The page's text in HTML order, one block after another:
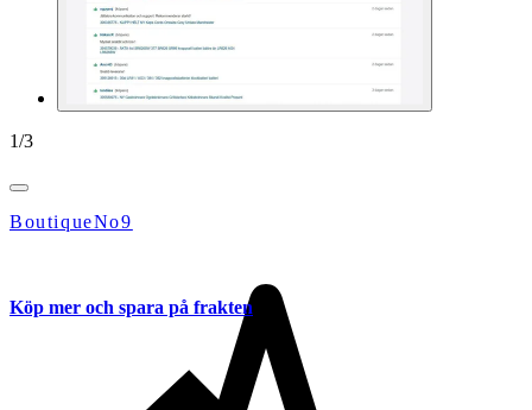
1/3
BoutiqueNo9
Köp mer och spara på frakten